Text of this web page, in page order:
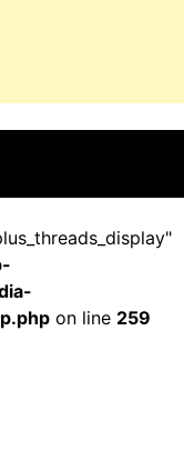
on line 259